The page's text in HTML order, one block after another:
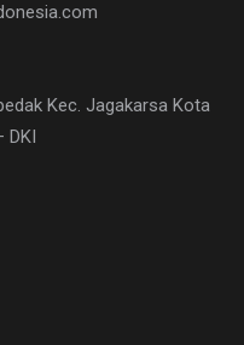
Kec. Jagakarsa Kota
DKI